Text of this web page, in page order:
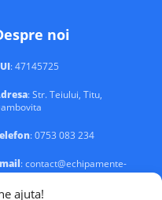
ajuta!
noi
: 47145725
: Str. Teiului, Titu,
: 0753 083 234
: contact@echipamente-